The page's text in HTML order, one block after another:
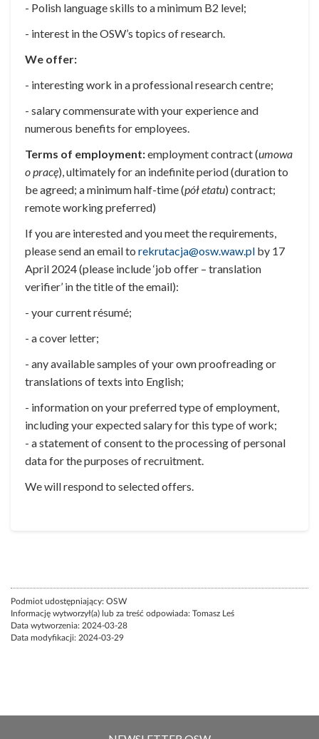
- Polish language skills to a minimum B2 level;
- interest in the OSW’s topics of research.
We offer:
- interesting work in a professional research centre;
- salary commensurate with your experience and
numerous benefits for employees.
Terms of employment:employmentcontract (umowa
o pracę), ultimately for an indefinite period (duration to
be agreed; a minimum half-time (pół etatu) contract;
remote working preferred)
If you are interested and you meet the requirements,
please send an email to rekrutacja@osw.waw.pl by 17
April 2024 (please include ‘job offer – translation
verifier’ in the title of the email):
- your current résumé;
- a cover letter;
- any available samples of your own proofreading or
translations of texts into English;
- information on your preferred type of employment,
including your expected salary for this type of work;
- a statement of consent to the processing of personal
data for the purposes of recruitment.
We will respond to selected offers.
Podmiot udostępniający: OSW
Informację wytworzył(a) lub za treść odpowiada: Tomasz Leś
Data wytworzenia: 2024-03-28
Data modyfikacji: 2024-03-29